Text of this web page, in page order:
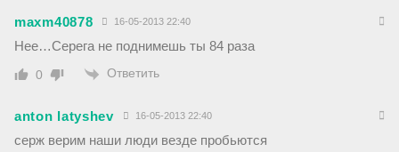
maxm40878 16-05-2013 22:40
Нее…Серега не поднимешь ты 84 раза
0 Ответить
anton latyshev 16-05-2013 22:40
серж верим наши люди везде пробьются